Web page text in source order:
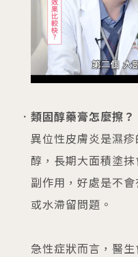
類固醇藥膏怎麼擦？
異位性皮膚炎是濕
醇，長期大面積塗
副作用，好處是不
或水滯留問題。
急性症狀而言，醫